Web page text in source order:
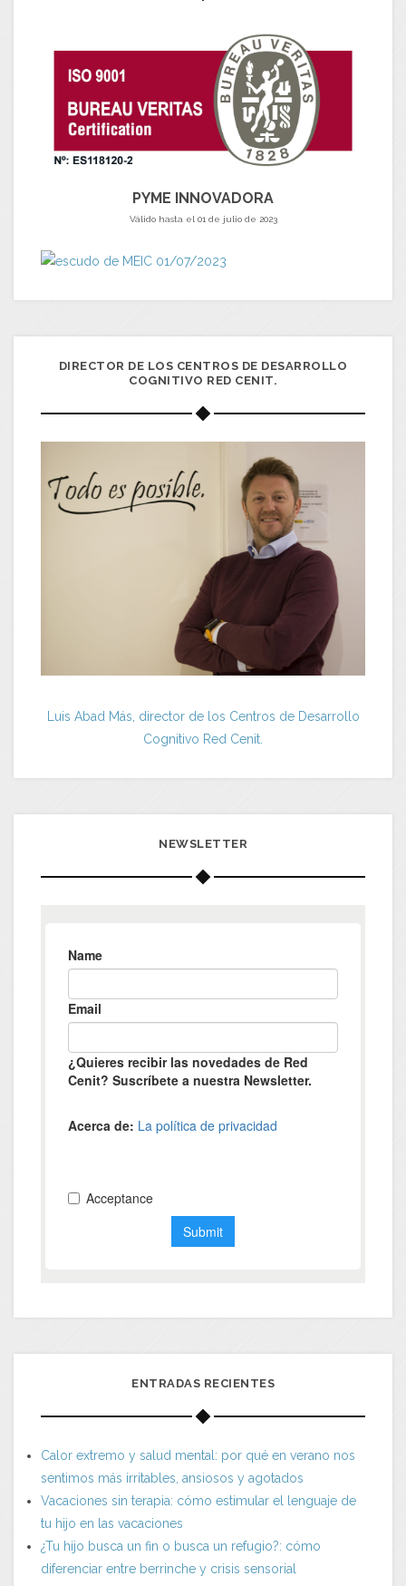
PYME INNOVADORA
Válido hasta el 01 de julio de 2023
DIRECTOR DE LOS CENTROS DE DESARROLLO
COGNITIVO RED CENIT.
Luis Abad Más, director de los Centros de Desarrollo
Cognitivo Red Cenit.
NEWSLETTER
ENTRADAS RECIENTES
Calor extremo y salud mental: por qué en verano nos
sentimos más irritables, ansiosos y agotados
Vacaciones sin terapia: cómo estimular el lenguaje de
tu hijo en las vacaciones
¿Tu hijo busca un fin o busca un refugio?: cómo
diferenciar entre berrinche y crisis sensorial